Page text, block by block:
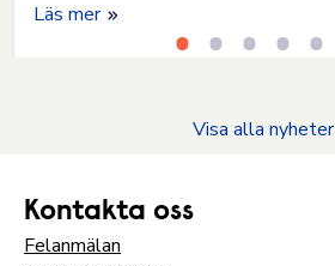
Läs mer
Visa alla nyheter
Kontakta oss
Felanmälan